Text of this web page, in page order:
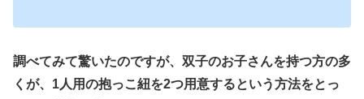
調べてみて驚いたのですが、双子のお子さんを持つ方の多
くが、1人用の抱っこ紐を2つ用意するという方法をとっ